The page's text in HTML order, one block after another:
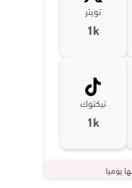
تويتر
1k
تيكتوك
1k
يوميا